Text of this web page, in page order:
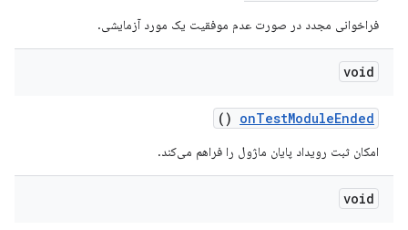
فراخوانی مجدد در صورت عدم موفقیت یک مورد آزمایشی.
void
onTestModuleEnded
()
امکان ثبت رویداد پایان ماژول را فراهم می‌کند.
void